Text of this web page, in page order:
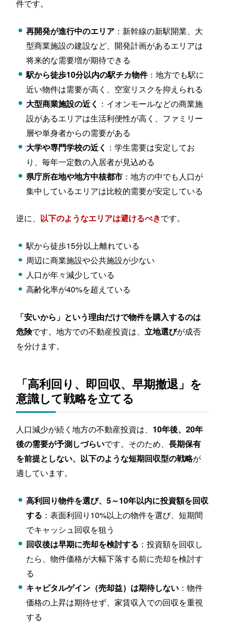
件です。
再開発が進行中のエリア：新幹線の新駅開業、大
型商業施設の建設など、開発計画があるエリアは
将来的な需要増が期待できる
駅から徒歩10分以内の駅チカ物件：地方でも駅に
近い物件は需要が高く、空室リスクを抑えられる
大型商業施設の近く ：イオンモールなどの商業施
設があるエリアは生活利便性が高く、ファミリー
層や単身者からの需要がある
大学や専門学校の近く ：学生需要は安定してお
り、毎年一定数の入居者が見込める
県庁所在地や地方中核都市：地方の中でも人口が
集中しているエリアは比較的需要が安定している
逆に、 以下のようなエリアは避けるべきです。
駅から徒歩15分以上離れている
周辺に商業施設や公共施設が少ない
人口が年々減少している
高齢化率が40%を超えている
「安いから」という理由だけで物件を購入するのは
危険です。地方での不動産投資は、立地選びが成否
を分けます。
「高利回り、即回収、早期撤退」を
意識して戦略を立てる
人口減少が続く地方の不動産投資は、 10年後、20年
後の需要が予測しづらいです。そのため、長期保有
を前提としない、以下のような短期回収型の戦略が
適しています。
高利回り物件を選び、5～10年以内に投資額を回収
する ：表面利回り10%以上の物件を選び、短期間
でキャッシュ回収を狙う
回収後は早期に売却を検討する ：投資額を回収し
たら、物件価格が大幅下落する前に売却を検討す
る
キャピタルゲイン（売却益）は期待しない：物件
価格の上昇は期待せず、家賃収入での回収を重視
する